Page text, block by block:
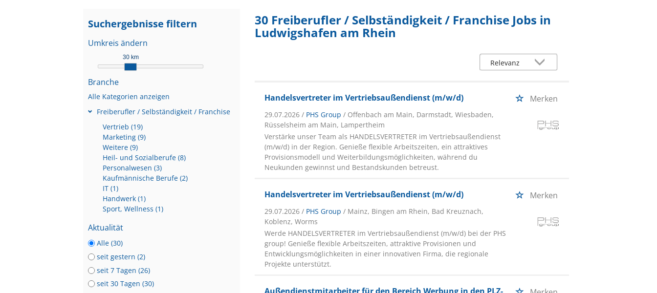
Suchergebnisse filtern
Umkreis ändern
30 km
Branche
Alle Kategorien anzeigen
Freiberufler / Selbständigkeit / Franchise
Vertrieb (19)
Marketing (9)
Weitere (9)
Heil- und Sozialberufe (8)
Personalwesen (3)
Kaufmännische Berufe (2)
IT (1)
Handwerk (1)
Sport, Wellness (1)
Aktualität
Alle (30)
seit gestern (2)
seit 7 Tagen (26)
seit 30 Tagen (30)
30 Freiberufler / Selbständigkeit / Franchise Jobs in
Ludwigshafen am Rhein
Handelsvertreter im Vertriebsaußendienst (m/w/d) Merken
29.07.2026 / PHS Group / Offenbach am Main, Darmstadt, Wiesbaden,
Rüsselsheim am Main, Lampertheim
Verstärke unser Team als HANDELSVERTRETER im Vertriebsaußendienst
(m/w/d) in der Region. Genieße flexible Arbeitszeiten, ein attraktives
Provisionsmodell und Weiterbildungsmöglichkeiten, während du
Neukunden gewinnst und Bestandskunden betreust.
Handelsvertreter im Vertriebsaußendienst (m/w/d) Merken
29.07.2026 / PHS Group / Mainz, Bingen am Rhein, Bad Kreuznach,
Koblenz, Worms
Werde HANDELSVERTRETER im Vertriebsaußendienst (m/w/d) bei der PHS
group! Genieße flexible Arbeitszeiten, attraktive Provisionen und
Entwicklungsmöglichkeiten in einer innovativen Firma, die regionale
Projekte unterstützt.